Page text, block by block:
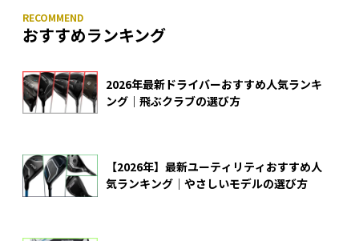
おすすめランキング
2026年最新ドライバーおすすめ人気ランキ
ング｜飛ぶクラブの選び方
【2026年】最新ユーティリティおすすめ人
気ランキング｜やさしいモデルの選び方